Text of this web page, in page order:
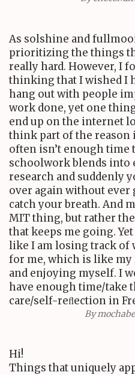
As solshine and
prioritizing the things
really hard. However, I
thinking that I wished I
hang out with people
work done, yet one
end up on the internet
think part of the reason
often isn’t enough
schoolwork blends into
research and suddenly
over again without ever
catch your breath. And
MITthing, but rather
that keeps me going.
like I am losing track
for me, which is like my
and enjoying myself. I
have enough time/take
care/self-reﬂection in
By
Hi!
Things that uniquely